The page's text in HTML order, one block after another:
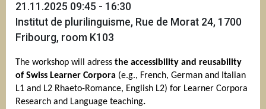
21.11.2025 09:45 - 16:30
Institut de plurilinguisme, Rue de Morat 24, 1700
Fribourg, room K103
The workshop will adress the accessibility and reusability
of Swiss Learner Corpora (e.g., French, German and Italian
L1 and L2 Rhaeto-Romance, English L2) for Learner Corpora
Research and Language teaching.